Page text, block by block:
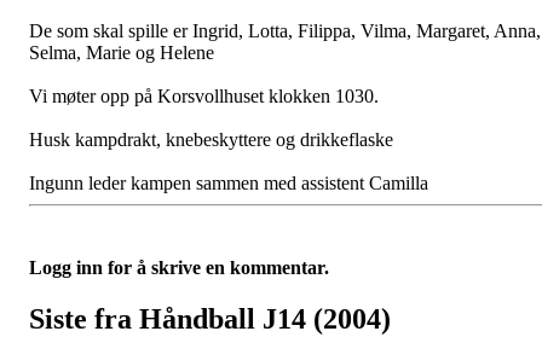
De som skal spille er Ingrid, Lotta, Filippa, Vilma, Margaret, Anna,
Selma, Marie og Helene
Vi møter opp på Korsvollhuset klokken 1030.
Husk kampdrakt, knebeskyttere og drikkeflaske
Ingunn leder kampen sammen med assistent Camilla
Logg inn for å skrive en kommentar.
Siste fra Håndball J14 (2004)